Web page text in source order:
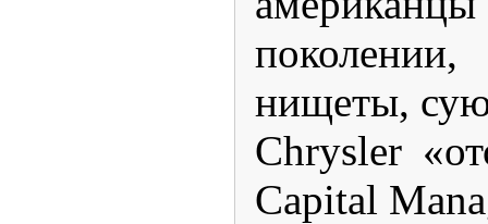
нищеты,
Chrysler
Capital